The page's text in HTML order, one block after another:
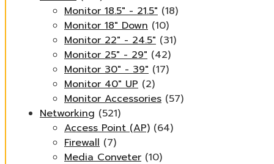
Monitor 18.5" - 21.5" (18)
Monitor 18" Down (10)
Monitor 22" - 24.5" (31)
Monitor 25" - 29" (42)
Monitor 30" - 39" (17)
Monitor 40" UP (2)
Monitor Accessories (57)
Networking (521)
Access Point (AP) (64)
Firewall (7)
Media Conveter (10)